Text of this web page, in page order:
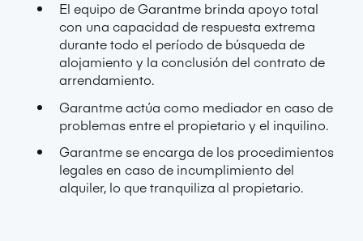
El equipo de Garantme brinda apoyo total
con una capacidad de respuesta extrema
durante todo el período de búsqueda de
alojamiento y la conclusión del contrato de
arrendamiento.
Garantme actúa como mediador en caso de
problemas entre el propietario y el inquilino.
Garantme se encarga de los procedimientos
legales en caso de incumplimiento del
alquiler, lo que tranquiliza al propietario.